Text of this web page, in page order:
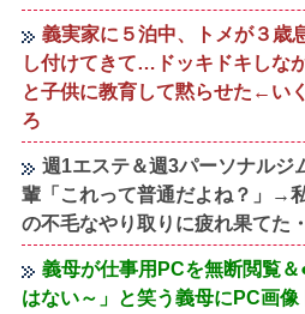
義実家に５泊中、トメが３歳
し付けてきて…ドッキドキしな
と子供に教育して黙らせた←い
ろ
週1エステ＆週3パーソナルジ
輩「これって普通だよね？」→
の不毛なやり取りに疲れ果てた
義母が仕事用PCを無断閲覧
はない～」と笑う義母にPC画